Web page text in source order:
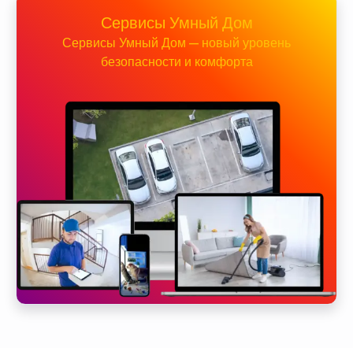
Сервисы Умный Дом
Сервисы Умный Дом — новый уровень
безопасности и комфорта